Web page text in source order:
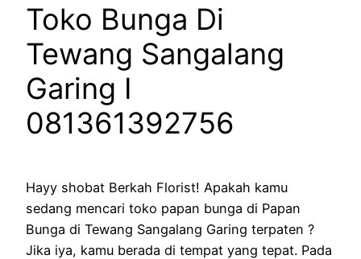
Toko Bunga Di
Tewang Sangalang
Garing I
081361392756
Hayy shobat Berkah Florist! Apakah kamu
sedang mencari toko papan bunga di Papan
Bunga di Tewang Sangalang Garing terpaten ?
Jika iya, kamu berada di tempat yang tepat. Pada